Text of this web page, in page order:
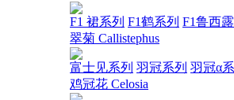
F1 裙系列 F1鹤系列 F1鲁西
翠菊 Callistephus
富士见系列 羽冠系列 羽冠α
鸡冠花 Celosia